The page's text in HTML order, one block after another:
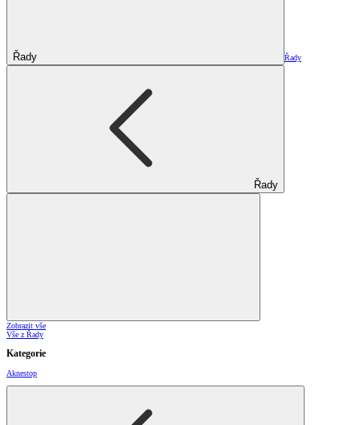
Řady Řady
Řady
Zobrazit vše
Vše z Řady
Kategorie
Aknestop